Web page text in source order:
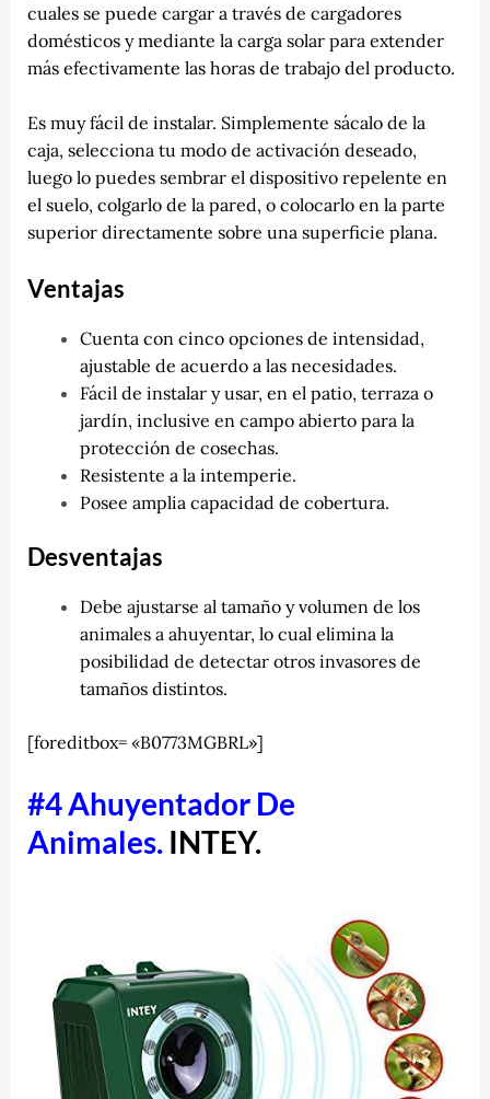
cuales se puede cargar a través de cargadores
domésticos y mediante la carga solar para extender
más efectivamente las horas de trabajo del producto.
Es muy fácil de instalar. Simplemente sácalo de la
caja, selecciona tu modo de activación deseado,
luego lo puedes sembrar el dispositivo repelente en
el suelo, colgarlo de la pared, o colocarlo en la parte
superior directamente sobre una superficie plana.
Ventajas
Cuenta con cinco opciones de intensidad,
ajustable de acuerdo a las necesidades.
Fácil de instalar y usar, en el patio, terraza o
jardín, inclusive en campo abierto para la
protección de cosechas.
Resistente a la intemperie.
Posee amplia capacidad de cobertura.
Desventajas
Debe ajustarse al tamaño y volumen de los
animales a ahuyentar, lo cual elimina la
posibilidad de detectar otros invasores de
tamaños distintos.
[foreditbox= «B0773MGBRL»]
#4 Ahuyentador De
Animales. INTEY.